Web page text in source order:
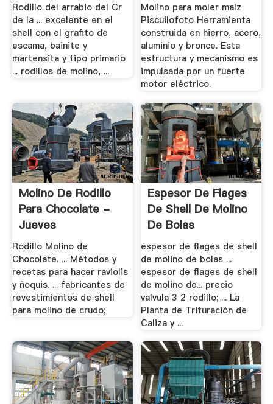
Rodillo del arrabio del Cr
de la ... excelente en el
shell con el grafito de
escama, bainite y
martensita y tipo primario
... rodillos de molino, ...
Molino para moler maíz
Piscuilofoto Herramienta
construida en hierro, acero,
aluminio y bronce. Esta
estructura y mecanismo es
impulsada por un fuerte
motor eléctrico.
Molino De Rodillo
Para Chocolate -
Jueves
Rodillo Molino de
Chocolate. ... Métodos y
recetas para hacer raviolis
y ñoquis. ... fabricantes de
revestimientos de shell
para molino de crudo;
Espesor De Flages
De Shell De Molino
De Bolas
espesor de flages de shell
de molino de bolas ...
espesor de flages de shell
de molino de... precio
valvula 3 2 rodillo; ... La
Planta de Trituración de
Caliza y ...